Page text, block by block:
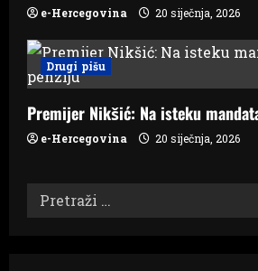
e-Hercegovina 20 siječnja, 2026
Drugi pišu
Premijer Nikšić: Na isteku
e-Hercegovina 20 siječnja, 2026
Pretraži: